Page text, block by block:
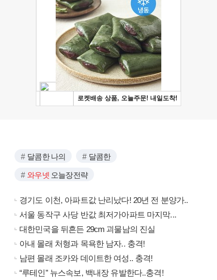
달콤한 나의 달콤한
와우넷 오늘장전략
경기도 이천, 아파트값 난리났다! 20년 전 분양가..
서울 동작구 사당 반값 최저가아파트 마지막...
대한민국을 뒤흔든 29cm 괴물남의 진실
아내 몰래 처형과 목욕한 남자.. 충격!
남편 몰래 조카와 데이트한 여성.. 충격!
“루테인” 뉴스속보, 백내장 유발한다..충격!